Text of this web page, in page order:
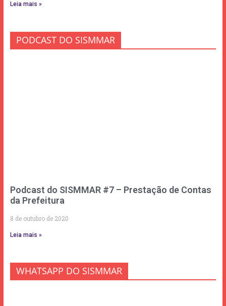
Leia mais »
PODCAST DO SISMMAR
Podcast do SISMMAR #7 – Prestação de Contas
da Prefeitura
8 de outubro de 2020
Leia mais »
WHATSAPP DO SISMMAR